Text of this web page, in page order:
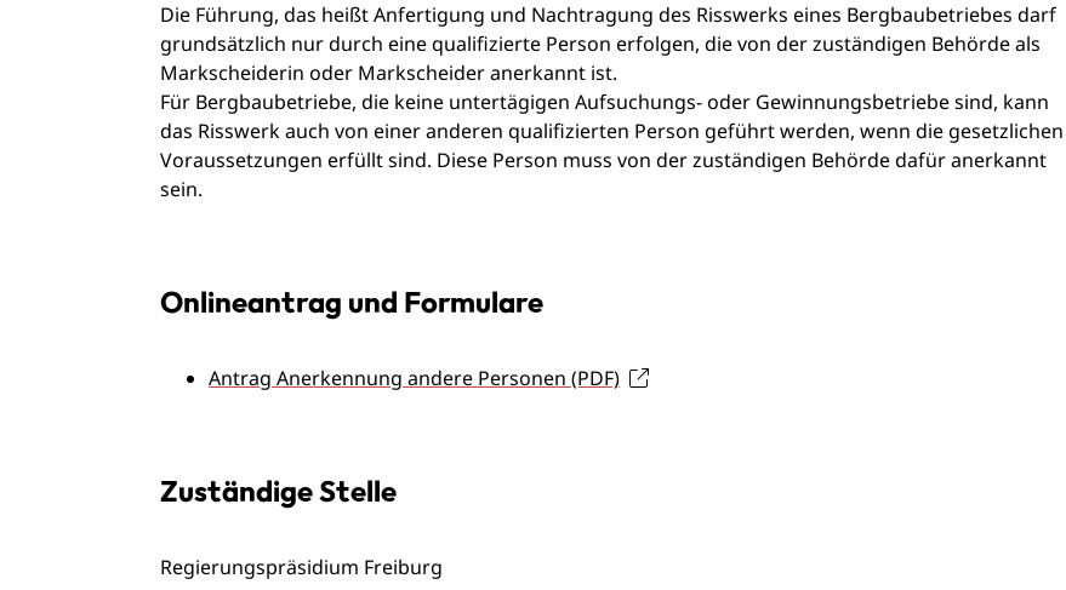
Die Führung, das heißt Anfertigung und Nachtragung des Risswerks eines Bergbaubetriebes darf
grundsätzlich nur durch eine qualifizierte Person erfolgen, die von der zuständigen Behörde als
Markscheiderin oder Markscheider anerkannt ist.
Für Bergbaubetriebe, die keine untertägigen Aufsuchungs- oder Gewinnungsbetriebe sind, kann
das Risswerk auch von einer anderen qualifizierten Person geführt werden, wenn die gesetzlichen
Voraussetzungen erfüllt sind. Diese Person muss von der zuständigen Behörde dafür anerkannt
sein.
Onlineantrag und Formulare
Antrag Anerkennung andere Personen (PDF)
Zuständige Stelle
Regierungspräsidium Freiburg